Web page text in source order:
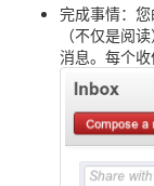
完成事情：
（不仅是阅
消息。每个收